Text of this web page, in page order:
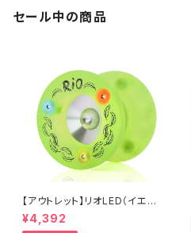
セール中の商品
【アウトレット】リオLED（イエロ
ー）
¥4,392